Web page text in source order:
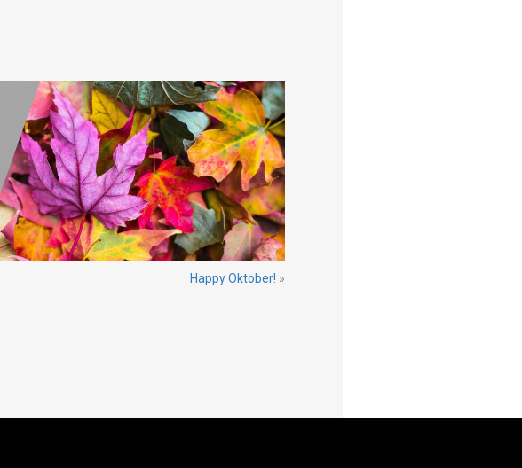
Happy Oktober! »